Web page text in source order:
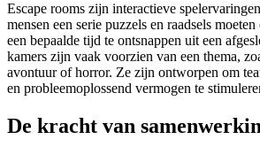
Escape rooms zijn interactieve
mensen een serie puzzels en raadsels
een bepaalde tijd te ontsnappen uit een
kamers zijn vaak voorzien van een thema,
avontuur of horror. Ze zijn ontworpen om
en probleemoplossend vermogen te
De kracht van